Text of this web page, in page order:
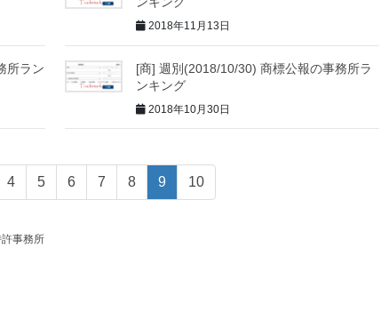
2018年11月13日
所ラン
[商] 週別(2018/10/30) 商標公報の事務所ラ
ンキング
2018年10月30日
4 5 6 7 8 9 10
事務所